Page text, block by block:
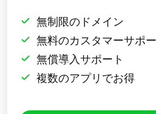
無制限のドメイン
無料のカスタマーサポ
無償導入サポート
複数のアプリでお得